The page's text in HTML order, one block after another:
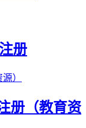
册
册（教育资